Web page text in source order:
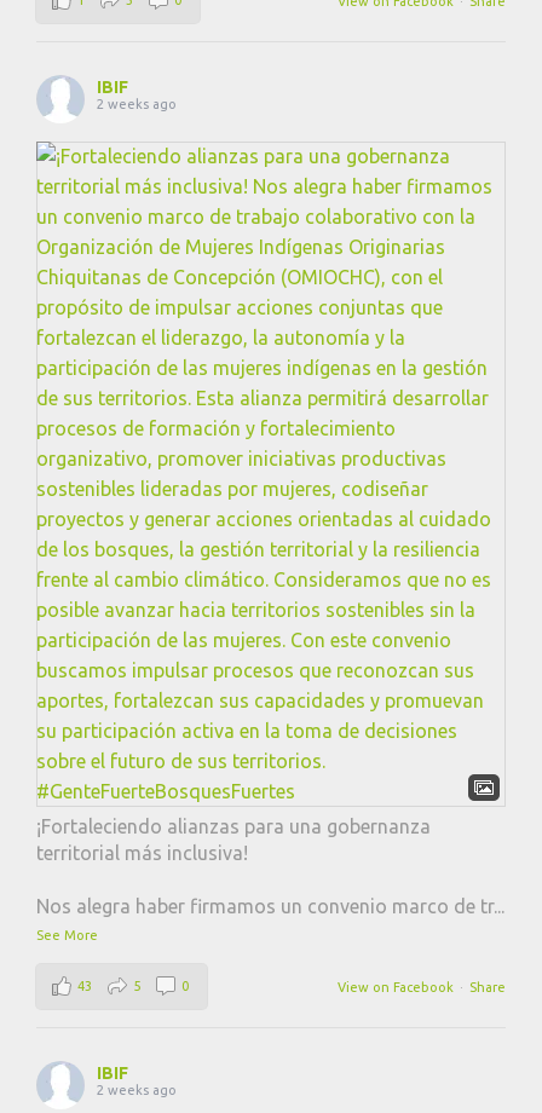
IBIF
2 weeks ago
¡Fortaleciendo alianzas para una gobernanza
territorial más inclusiva!
Nos alegra haber firmamos un convenio marco de tr...
See More
View on Facebook · Share
43 5 0
IBIF
2 weeks ago